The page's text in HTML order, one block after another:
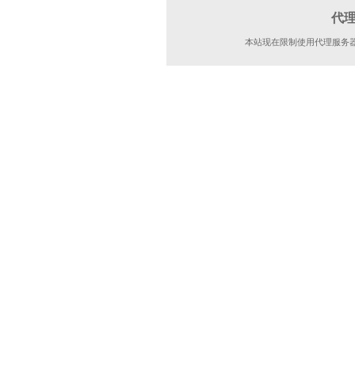
代
本站现在限制使用代理服务